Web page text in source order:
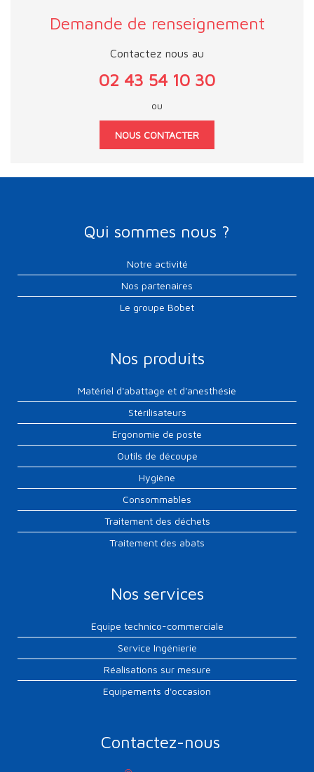
Demande de renseignement
Contactez nous au
02 43 54 10 30
ou
NOUS CONTACTER
Qui sommes nous ?
Notre activité
Nos partenaires
Le groupe Bobet
Nos produits
Matériel d'abattage et d'anesthésie
Stérilisateurs
Ergonomie de poste
Outils de découpe
Hygiène
Consommables
Traitement des déchets
Traitement des abats
Nos services
Equipe technico-commerciale
Service Ingénierie
Réalisations sur mesure
Equipements d'occasion
Contactez-nous